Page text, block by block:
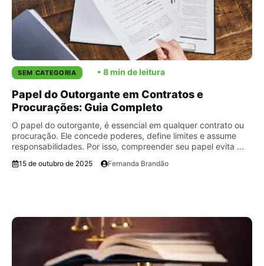
SEM CATEGORIA
Papel do Outorgante em Contratos e
Procurações: Guia Completo
O papel do outorgante, é essencial em qualquer contrato ou
procuração. Ele concede poderes, define limites e assume
responsabilidades. Por isso, compreender seu papel evita ...
15 de outubro de 2025 Fernanda Brandão